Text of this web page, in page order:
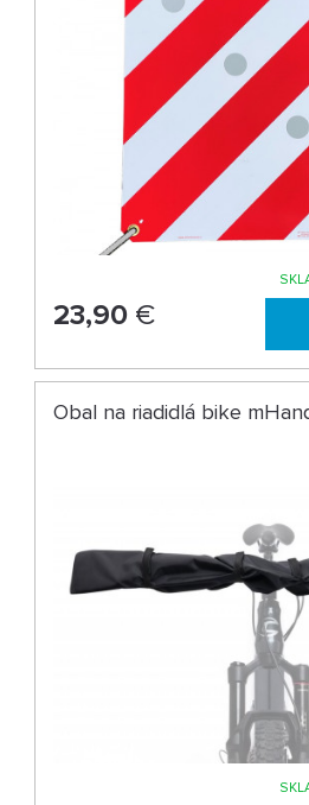
23,90 €
Obal na riadidlá bike